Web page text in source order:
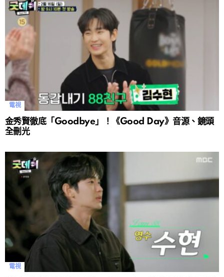
電視
金秀賢徹底「Goodbye」！《Good Day》音源、鏡頭
全刪光
電視